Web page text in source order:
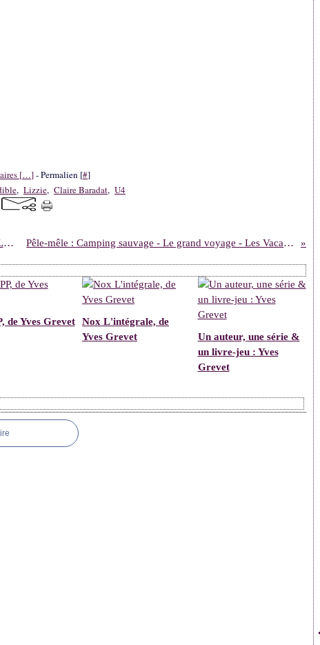
[…]- Permalien [#]
, Lizzie, Claire Baradat, U4
Le clan de l'ours des cavernes (Les enfants de la Terre 1), de Jean M. Auel Pêle-mêle : Camping sauvage - Le grand voyage - Les Vacances, maman et moi - Les Pieds dans l'eau - Le monde entier est nul
de Yves Grevet
Nox L'intégrale, de
Yves Grevet
Un auteur, une série &
un livre-jeu : Yves
Grevet